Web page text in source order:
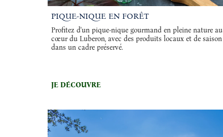
PIQUE-NIQUE EN FORÊT
Profitez d'un pique-nique gourmand en pleine nature au
cœur du Luberon, avec des produits locaux et de saison
dans un cadre préservé.
JE DÉCOUVRE